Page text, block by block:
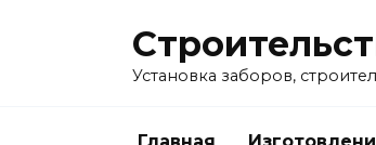
Установка заборов,